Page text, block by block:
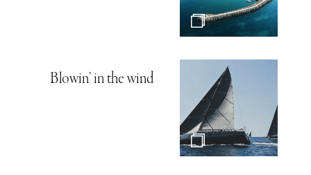
Blowin’ in the wind